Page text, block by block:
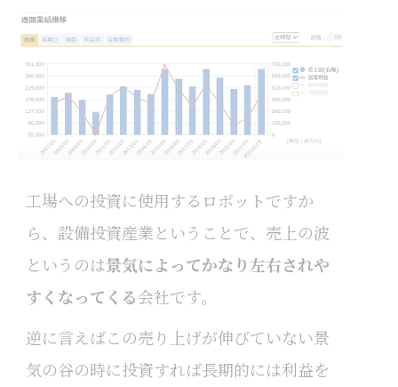
工場への投資に使用するロボットですか
ら、設備投資産業ということで、売上の波
というのは景気によってかなり左右されや
すくなってくる会社です。
逆に言えばこの売り上げが伸びていない景
気の谷の時に投資すれば長期的には利益を